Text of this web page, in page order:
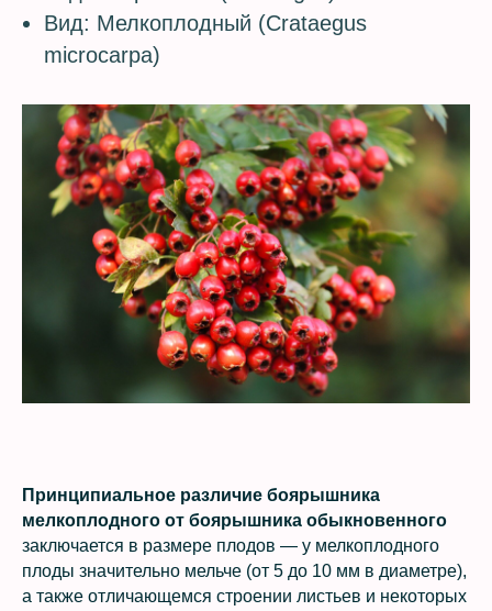
Вид: Мелкоплодный (Crataegus
microcarpa)
Принципиальное различие боярышника
мелкоплодного от боярышника обыкновенного
заключается в размере плодов — у мелкоплодного
плоды значительно мельче (от 5 до 10 мм в диаметре),
а также отличающемся строении листьев и некоторых